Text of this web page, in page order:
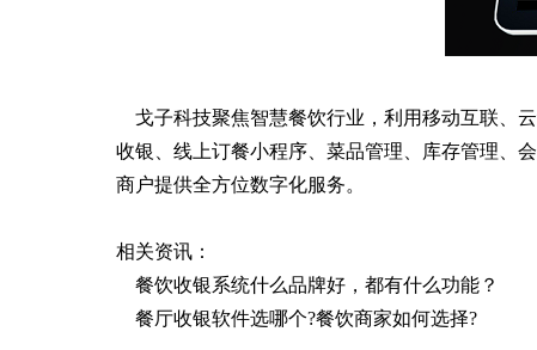
戈子科技聚焦智慧餐饮行业，利用移动互联、
收银、线上订餐小程序、菜品管理、库存管理、
商户提供全方位数字化服务。
相关资讯：
餐饮收银系统什么品牌好，都有什么功能？
餐厅收银软件选哪个?餐饮商家如何选择?